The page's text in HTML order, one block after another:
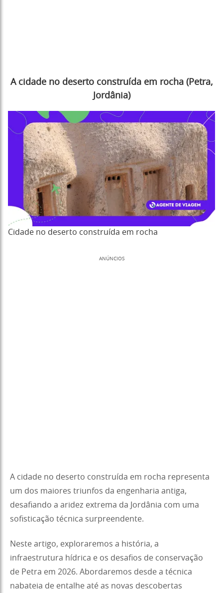
A cidade no deserto construída em rocha (Petra,
Jordânia)
Cidade no deserto construída em rocha
ANÚNCIOS
A cidade no deserto construída em rocha representa
um dos maiores triunfos da engenharia antiga,
desafiando a aridez extrema da Jordânia com uma
sofisticação técnica surpreendente.
Neste artigo, exploraremos a história, a
infraestrutura hídrica e os desafios de conservação
de Petra em 2026. Abordaremos desde a técnica
nabateia de entalhe até as novas descobertas